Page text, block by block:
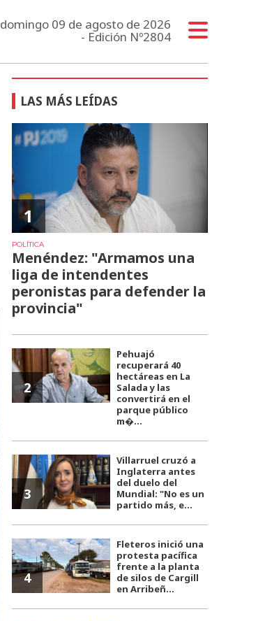
domingo 09 de agosto de 2026
- Edición Nº2804
LAS MÁS LEÍDAS
1
POLÍTICA
Menéndez: "Armamos una
liga de intendentes
peronistas para defender la
provincia"
2
Pehuajó
recuperará 40
hectáreas en La
Salada y las
convertirá en el
parque público
m�...
3
Villarruel cruzó a
Inglaterra antes
del duelo del
Mundial: "No es un
partido más, e...
4
Fleteros inició una
protesta pacífica
frente a la planta
de silos de Cargill
en Arribeñ...